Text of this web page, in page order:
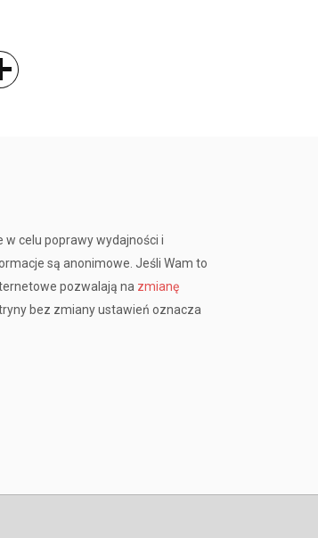
w celu poprawy wydajności i
są anonimowe. Jeśli Wam to
pozwalają na zmianę
bez zmiany ustawień oznacza